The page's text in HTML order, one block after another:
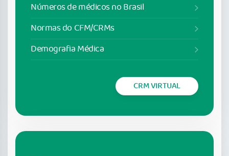
Números de médicos no Brasil
Normas do CFM/CRMs
Demografia Médica
CRM VIRTUAL